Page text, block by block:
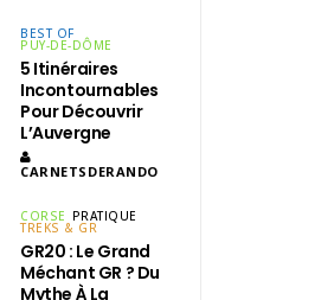
BEST OF
PUY-DE-DÔME
5 Itinéraires
Incontournables
Pour Découvrir
L’Auvergne
CARNETSDERANDO
CORSE PRATIQUE
TREKS & GR
GR20 : Le Grand
Méchant GR ? Du
Mythe À La